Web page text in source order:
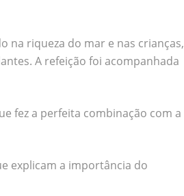
na riqueza do mar e nas crianças,
A refeição foi acompanhada
fez a perfeita combinação com a
explicam a importância do